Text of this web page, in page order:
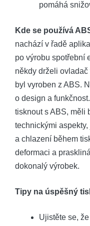
pomáhá
Kde se používá
nachází v řadě
po výrobu spotřební
někdy drželi
byl vyroben z ABS.
o design a
tisknout s ABS, měli
technickými
a chlazení během
deformaci a
dokonalý výrobek.
Tipy na úspěšný
Ujistěte se,